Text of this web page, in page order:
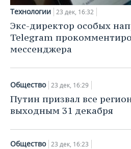
Технологии 23 дек, 16:32
Экс-директор особых
Telegram
мессенджера
Общество 23 дек, 16:29
Путин призвал все
выходным 31 декабря
Общество 23 дек, 16:23